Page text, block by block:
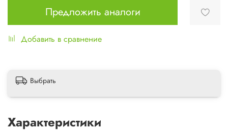
Предложить аналоги
Добавить в сравнение
Выбрать
Характеристики